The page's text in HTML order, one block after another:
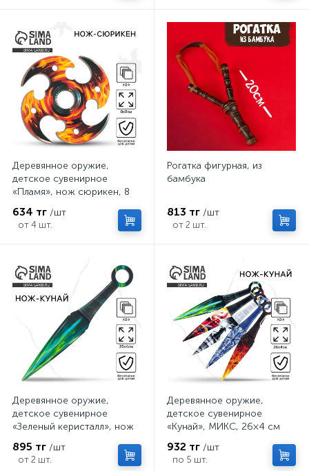
Деревянное оружие,
детское сувенирное
«Пламя», нож сюрикен, 8
634 тг /шт
от 4 шт.
Рогатка фигурная, из
бамбука
813 тг /шт
от 2 шт.
Деревянное оружие,
детское сувенирное
«Зеленый керисталл», нож
895 тг /шт
от 2 шт.
Деревянное оружие,
детское сувенирное
«Кунай», МИКС, 26×4 см
932 тг /шт
по 5 шт.